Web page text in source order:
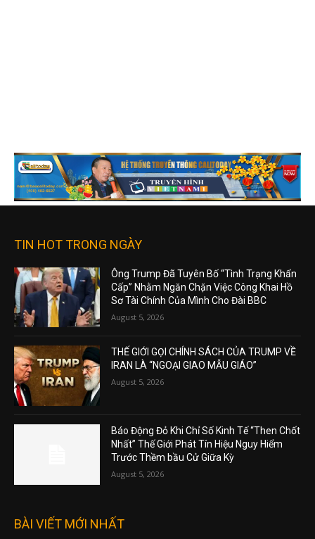
TIN HOT TRONG NGÀY
Ông Trump Đã Tuyên Bố “Tình Trạng Khẩn
Cấp” Nhằm Ngăn Chặn Việc Công Khai Hồ
Sơ Tài Chính Của Mình Cho Đài BBC
August 5, 2026
THẾ GIỚI GỌI CHÍNH SÁCH CỦA TRUMP VỀ
IRAN LÀ “NGOẠI GIAO MẪU GIÁO”
August 5, 2026
Báo Động Đỏ Khi Chỉ Số Kinh Tế “Then Chốt
Nhất” Thế Giới Phát Tín Hiệu Nguy Hiểm
Trước Thềm bầu Cử Giữa Kỳ
August 5, 2026
BÀI VIẾT MỚI NHẤT